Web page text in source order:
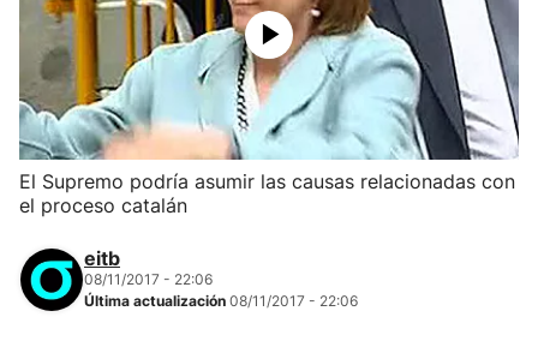
El Supremo podría asumir las causas relacionadas con
el proceso catalán
eitb
08/11/2017 - 22:06
Última actualización 08/11/2017 - 22:06